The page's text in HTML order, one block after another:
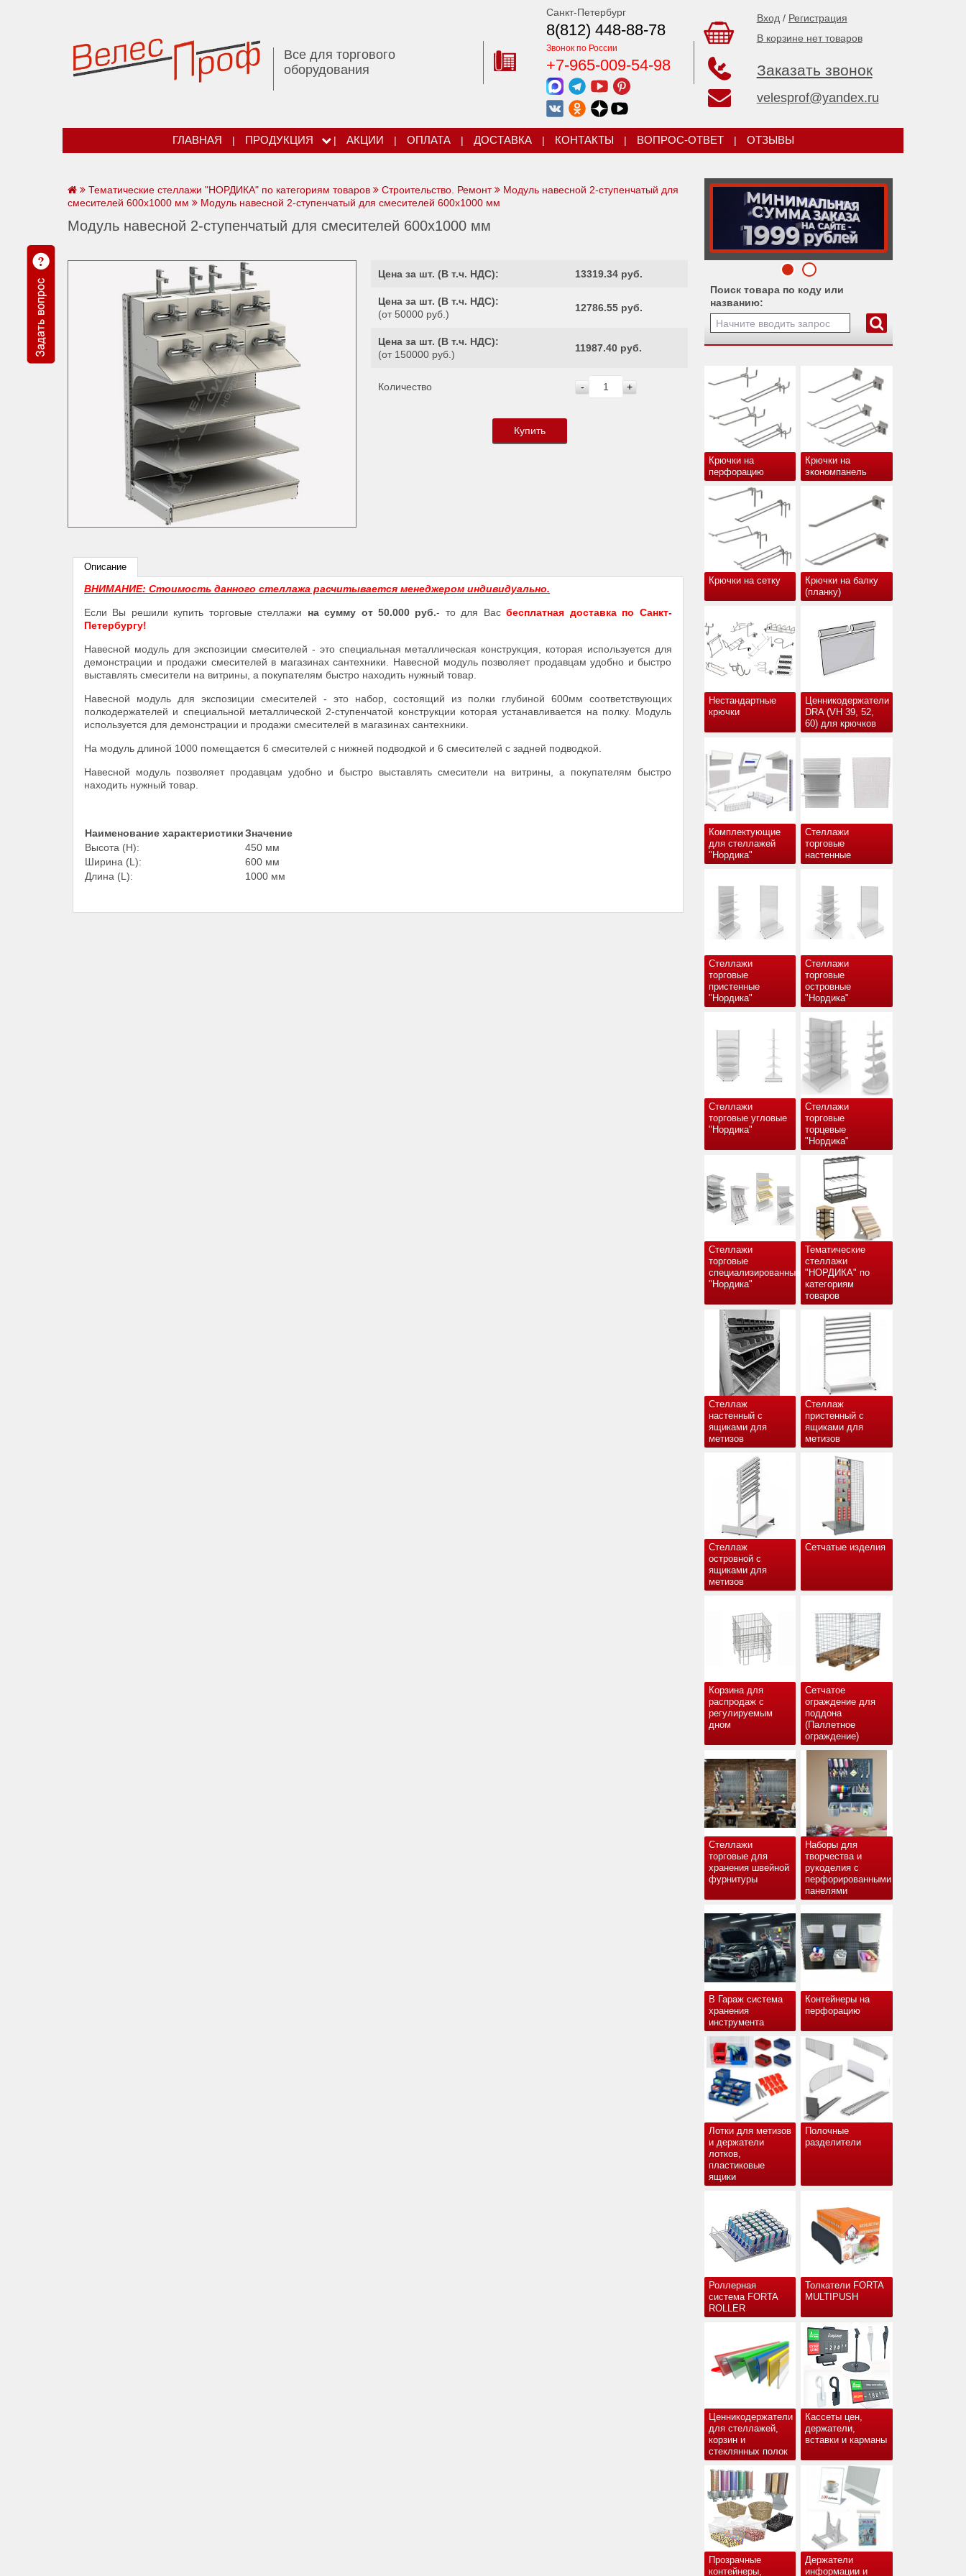
Все для торгового
оборудования
Санкт-Петербург
8(812) 448-88-78
Звонок по России
+7-965-009-54-98
Вход / Регистрация
В корзине нет товаров
Заказать звонок
velesprof@yandex.ru
ГЛАВНАЯ | ПРОДУКЦИЯ | АКЦИИ | ОПЛАТА | ДОСТАВКА | КОНТАКТЫ | ВОПРОС-ОТВЕТ | ОТЗЫВЫ
Поиск товара по коду или
названию:
Крючки на
перфорацию
Крючки на
экономпанель
Крючки на сетку
Крючки на балку
(планку)
Нестандартные
крючки
Ценникодержатели
DRA (VH 39, 52,
60) для крючков
Комплектующие
для стеллажей
"Нордика"
Стеллажи
торговые
настенные
Стеллажи
торговые
пристенные
"Нордика"
Стеллажи
торговые
островные
"Нордика"
Стеллажи
торговые угловые
"Нордика"
Стеллажи
торговые
торцевые
"Нордика"
Стеллажи
торговые
специализированные
"Нордика"
Тематические
стеллажи
"НОРДИКА" по
категориям
товаров
Стеллаж
настенный с
ящиками для
метизов
Стеллаж
пристенный с
ящиками для
метизов
Стеллаж
островной с
ящиками для
метизов
Сетчатые изделия
Корзина для
распродаж с
регулируемым
дном
Сетчатое
ограждение для
поддона
(Паллетное
ограждение)
Стеллажи
торговые для
хранения швейной
фурнитуры
Наборы для
творчества и
рукоделия с
перфорированными
панелями
В Гараж система
хранения
инструмента
Контейнеры на
перфорацию
Лотки для метизов
и держатели
лотков,
пластиковые
ящики
Полочные
разделители
Роллерная
система FORTA
ROLLER
Толкатели FORTA
MULTIPUSH
Ценникодержатели
для стеллажей,
корзин и
стеклянных полок
Кассеты цен,
держатели,
вставки и карманы
Прозрачные
контейнеры,
Держатели
информации и
Тематические стеллажи "НОРДИКА" по категориям товаров Строительство. Ремонт
Модуль навесной 2-ступенчатый для
смесителей 600х1000 мм
Модуль навесной 2-ступенчатый для смесителей 600х1000 мм
Модуль навесной 2-ступенчатый для смесителей 600х1000 мм
Цена за шт. (В т.ч. НДС): 13319.34 руб.
Цена за шт. (В т.ч. НДС):
(от 50000 руб.)
12786.55 руб.
Цена за шт. (В т.ч. НДС):
(от 150000 руб.)
11987.40 руб.
Количество - +
Купить
Описание
ВНИМАНИЕ: Стоимость данного стеллажа расчитывается менеджером индивидуально.
Если Вы решили купить торговые стеллажи на сумму от 50.000 руб.- то для Васбесплатная доставка по Санкт-
Петербургу!
Навесной модуль для экспозиции смесителей - это специальная металлическая конструкция, которая используется для
демонстрации и продажи смесителей в магазинах сантехники. Навесной модуль позволяет продавцам удобно и быстро
выставлять смесители на витрины, а покупателям быстро находить нужный товар.
Навесной модуль для экспозиции смесителей - это набор, состоящий из полки глубиной 600мм соответствующих
полкодержателей и специальной металлической 2-ступенчатой конструкции которая устанавливается на полку. Модуль
используется для демонстрации и продажи смесителей в магазинах сантехники.
На модуль длиной 1000 помещается 6 смесителей с нижней подводкой и 6 смесителей с задней подводкой.
Навесной модуль позволяет продавцам удобно и быстро выставлять смесители на витрины, а покупателям быстро
находить нужный товар.
Наименование характеристикиЗначение
Высота (Н):
450 мм
Ширина (L):
600 мм
Длина (L):
1000 мм